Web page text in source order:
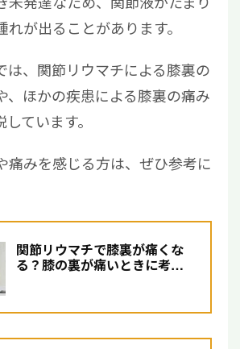
が出ることがあります。
は、関節リウマチによる膝裏の
、ほかの疾患による膝裏の痛み
ています。
痛みを感じる方は、ぜひ参考に
関節リウマチで膝裏が痛くな
る？膝の裏が痛いときに考え